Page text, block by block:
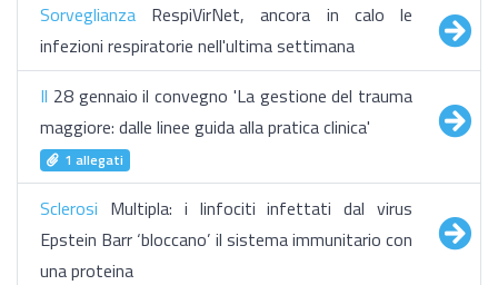
Sorveglianza RespiVirNet, ancora in calo le
infezioni respiratorie nell'ultima settimana
Il 28 gennaio il convegno 'La gestione del trauma
maggiore: dalle linee guida alla pratica clinica'
1 allegati
Sclerosi Multipla: i linfociti infettati dal virus
Epstein Barr ‘bloccano’ il sistema immunitario con
una proteina